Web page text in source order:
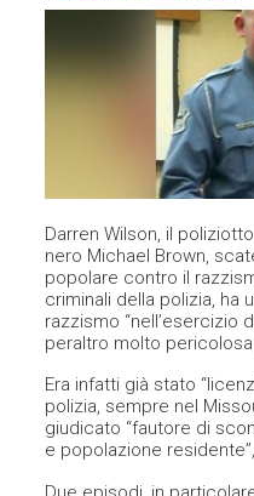
Darren Wilson, il
nero Michael Brown,
popolare contro il
criminali della polizia, ha
razzismo “nell’esercizio
peraltro molto
Era infatti già stato
polizia, sempre nel
giudicato “fautore di
e popolazione